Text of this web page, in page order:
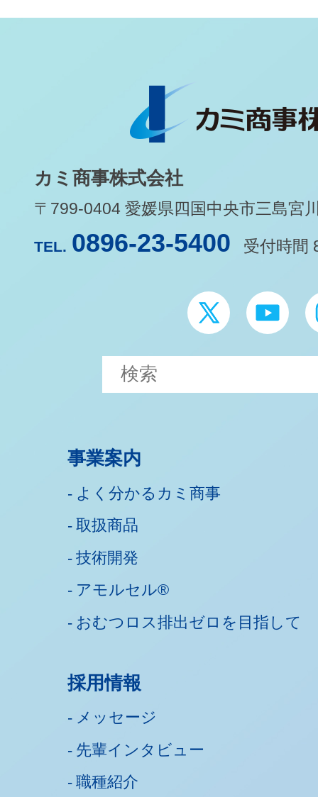
カミ商事株式会社
〒799-0404 愛媛県四国中央市三島宮
TEL. 0896-23-5400 受付時間
事業案内
よく分かるカミ商事
取扱商品
技術開発
アモルセル®
おむつロス排出ゼロを目指して
採用情報
メッセージ
先輩インタビュー
職種紹介